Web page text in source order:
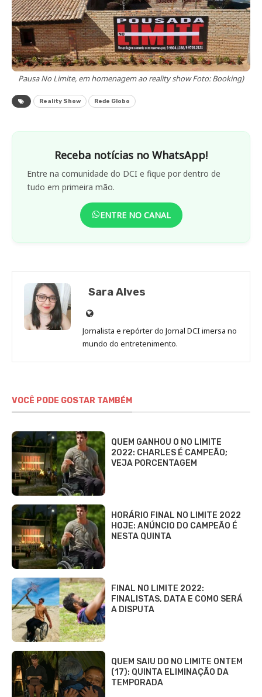
Pausa No Limite, em homenagem ao reality show Foto: Booking)
Reality Show Rede Globo
Receba notícias no WhatsApp!
Entre na comunidade do DCI e fique por dentro de
tudo em primeira mão.
ENTRE NO CANAL
Sara Alves
Site
de
Sara
Jornalista e repórter do Jornal DCI imersa no
mundo do entretenimento.
VOCÊ PODE GOSTAR TAMBÉM
QUEM GANHOU O NO LIMITE
2022: CHARLES É CAMPEÃO;
VEJA PORCENTAGEM
HORÁRIO FINAL NO LIMITE 2022
HOJE: ANÚNCIO DO CAMPEÃO É
NESTA QUINTA
FINAL NO LIMITE 2022:
FINALISTAS, DATA E COMO SERÁ
A DISPUTA
QUEM SAIU DO NO LIMITE ONTEM
(17): QUINTA ELIMINAÇÃO DA
TEMPORADA